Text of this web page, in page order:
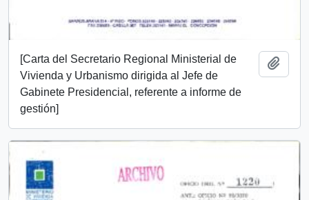
[Carta del Secretario Regional Ministerial de
Vivienda y Urbanismo dirigida al Jefe de
Gabinete Presidencial, referente a informe de
gestión]